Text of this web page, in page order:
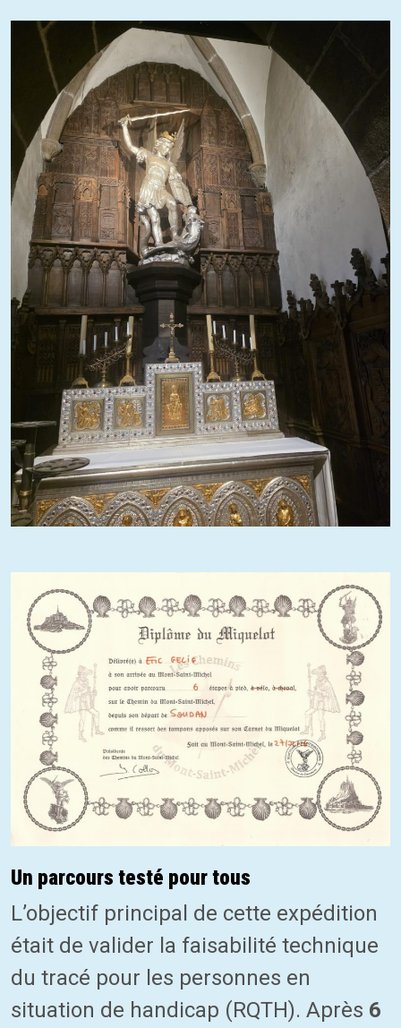
Un parcours testé pour tous
L’objectif principal de cette expédition
était de valider la faisabilité technique
du tracé pour les personnes en
situation de handicap (RQTH). Après 6